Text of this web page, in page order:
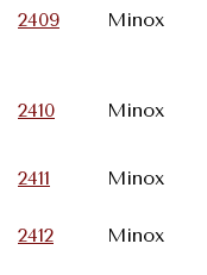
2409 Minox
2410 Minox
2411
Minox
2412
Minox